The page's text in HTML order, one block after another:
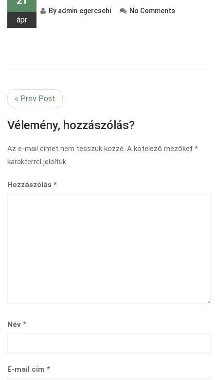
ápr
By admin.egercsehi No Comments
« Prev Post
Vélemény, hozzászólás?
Az e-mail címet nem tesszük közzé. A kötelező mezőket *
karakterrel jelöltük
Hozzászólás *
Név *
E-mail cím *